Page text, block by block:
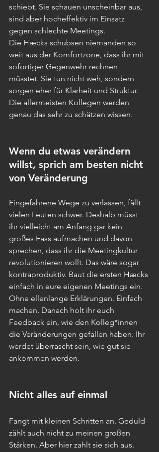
schiebt. Sie schauen unscheinbar aus,
sind aber hocheffektiv im Einsatz
gegen schlechte Meetings.
Die Hæcks schubsen niemanden so
weit aus der Komfortzone, dass ihr mit
sofortiger Gegenwehr rechnen
müsstet. Sie tun nicht weh, sondern
sorgen eher für Klarheit und Struktur.
Die allermeisten Kollegen werden
genau das sehr zu schätzen wissen.
Wenn du etwas verändern
willst, sprich am besten nicht
von Veränderung
Eingefahrene Wege zu verlassen, fällt
vielen Leuten schwer. Deshalb müsst
ihr vielleicht am Anfang gar kein
großes Fass aufmachen und davon
sprechen, dass ihr die Meetingkultur
revolutionieren wollt. Das wäre sogar
kontraproduktiv. Baut die ersten Hæcks
einfach in eure eigenen Meetings ein.
Ohne ellenlange Erklärungen. Einfach
machen. Danach holt ihr euch
Feedback ein, wie den Kolleg*innen
die Veränderungen gefallen haben. Ihr
werdet überrascht sein, wie gut sie
ankommen werden.
Nicht alles auf einmal
Fangt mit kleinen Schritten an. Geduld
zählt auch nicht zu meinen großen
Stärken. Aber hier zahlt sie sich aus.